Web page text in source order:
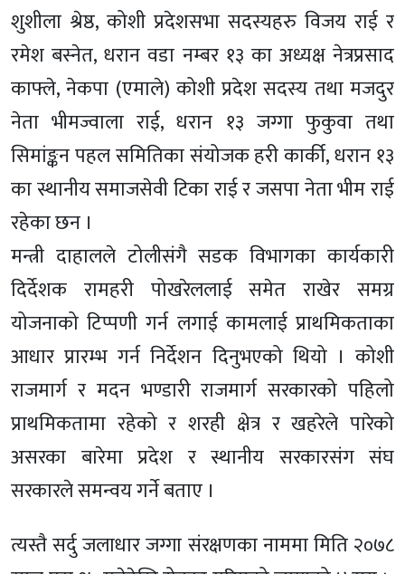
शुशीला श्रेष्ठ, कोशी प्रदेशसभा सदस्यहरु विजय राई र
रमेश बस्नेत, धरान वडा नम्बर १३ का अध्यक्ष नेत्रप्रसाद
काफ्ले, नेकपा (एमाले) कोशी प्रदेश सदस्य तथा मजदुर
नेता भीमज्वाला राई, धरान १३ जग्गा फुकुवा तथा
सिमांङ्कन पहल समितिका संयोजक हरी कार्की, धरान १३
का स्थानीय समाजसेवी टिका राई र जसपा नेता भीम राई
रहेका छन ।
मन्त्री दाहालले टोलीसंगै सडक विभागका कार्यकारी
दिर्देशक रामहरी पोखरेललाई समेत राखेर समग्र
योजनाको टिप्पणी गर्न लगाई कामलाई प्राथमिकताका
आधार प्रारम्भ गर्न निर्देशन दिनुभएको थियो । कोशी
राजमार्ग र मदन भण्डारी राजमार्ग सरकारको पहिलो
प्राथमिकतामा रहेको र शरही क्षेत्र र खहरेले पारेको
असरका बारेमा प्रदेश र स्थानीय सरकारसंग संघ
सरकारले समन्वय गर्ने बताए ।
त्यस्तै सर्दु जलाधार जग्गा संरक्षणका नाममा मिति २०७८